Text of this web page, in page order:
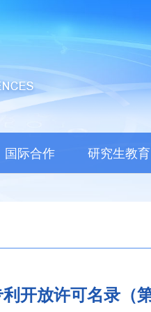
国际合作 研究生教育
开放许可名录（第